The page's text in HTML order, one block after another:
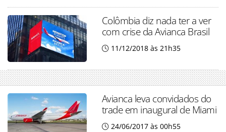
Colômbia diz nada ter a ver
com crise da Avianca Brasil
11/12/2018 às 21h35
Avianca leva convidados do
trade em inaugural de Miami
24/06/2017 às 00h55